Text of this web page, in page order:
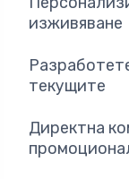
изживяване
текущите
Директна